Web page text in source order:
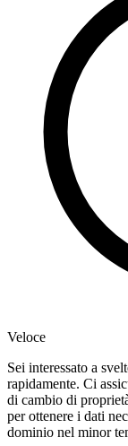
Veloce
Sei interessato a
rapidamente. Ci
di cambio di
per ottenere i dati
dominio nel minor